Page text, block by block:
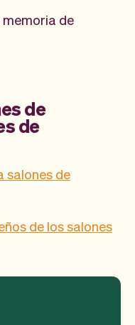
memoria de
de
de
salones de
de los salones